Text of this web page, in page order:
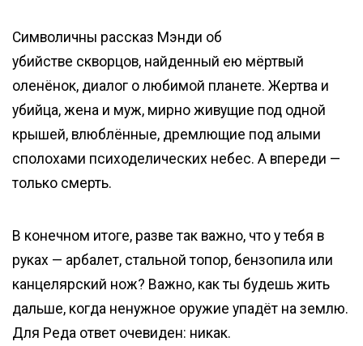
Символичны рассказ Мэнди об
убийстве скворцов, найденный ею мёртвый
оленёнок, диалог о любимой планете. Жертва и
убийца, жена и муж, мирно живущие под одной
крышей, влюблённые, дремлющие под алыми
сполохами психоделических небес. А впереди —
только смерть.
В конечном итоге, разве так важно, что у тебя в
руках — арбалет, стальной топор, бензопила или
канцелярский нож? Важно, как ты будешь жить
дальше, когда ненужное оружие упадёт на землю.
Для Реда ответ очевиден: никак.